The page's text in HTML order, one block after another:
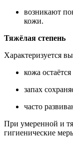
возникают
кожи.
Тяжёлая степень
Характеризуется
кожа
запах
часто
При умеренной и
гигиенические